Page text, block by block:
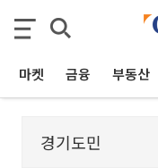
마켓 금융 부동산